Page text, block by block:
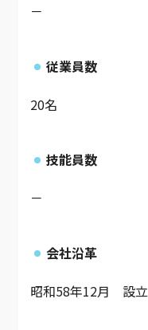
－
従業員数
20名
技能員数
－
会社沿革
昭和58年12月 設立